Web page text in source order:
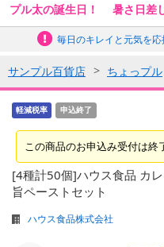
プル太の誕生日！ 暑さ日差
毎日のキレイと元気を
サンプル百貨店 ちょっプル
軽減税率 申込終了
この商品のお申込み受付は終
[4種計50個]ハウス食品 カ
旨ペーストセット
ハウス食品株式会社